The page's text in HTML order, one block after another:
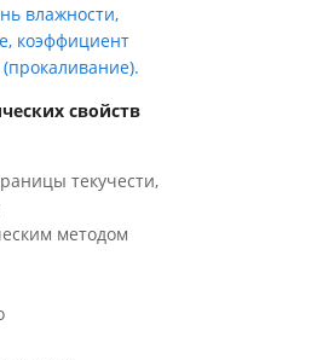
влажности,
коэффициент
свойств
текучести,
методом